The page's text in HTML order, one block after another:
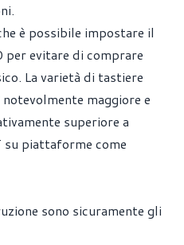
è possibile impostare il
evitare di comprare
La varietà di tastiere
maggiore e
superiore a
piattaforme come
sono sicuramente gli